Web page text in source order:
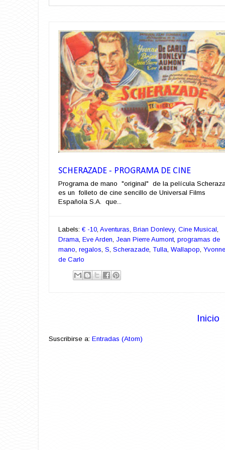
SCHERAZADE - PROGRAMA DE CINE
Programa de mano "original" de la película
es un folleto de cine sencillo de Universal Films
Española S.A. que...
Labels: € -10 Aventuras Brian Donlevy, Cine Musical
Drama Eve Arden Jean Pierre Aumont, programas de
mano regalos S Scherazade Tulla Wallapop Yvonne
de Carlo
Inicio
Suscribirse a: Entradas (Atom)